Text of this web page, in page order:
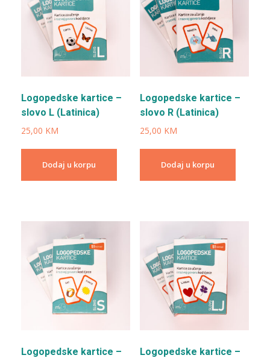
Logopedske kartice –
slovo L (Latinica)
25,00 KM
Dodaj u korpu
Logopedske kartice –
slovo R (Latinica)
25,00 KM
Dodaj u korpu
Logopedske kartice –
Logopedske kartice –